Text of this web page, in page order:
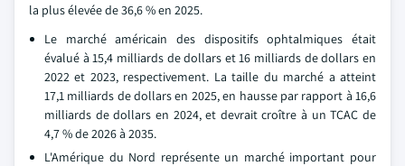
la plus élevée de 36,6 % en 2025.
Le marché américain des dispositifs ophtalmiques était
évalué à 15,4 milliards de dollars et 16 milliards de dollars en
2022 et 2023, respectivement. La taille du marché a atteint
17,1 milliards de dollars en 2025, en hausse par rapport à 16,6
milliards de dollars en 2024, et devrait croître à un TCAC de
4,7 % de 2026 à 2035.
L'Amérique du Nord représente un marché important pour